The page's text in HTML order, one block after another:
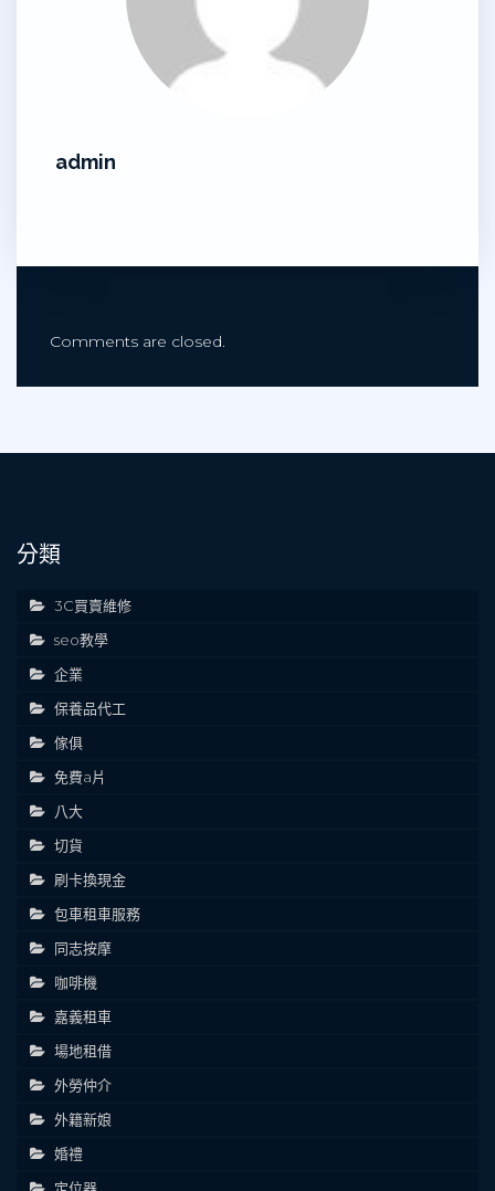
admin
Comments are closed.
分類
3C買賣維修
seo教學
企業
保養品代工
傢俱
免費a片
八大
切貨
刷卡換現金
包車租車服務
同志按摩
咖啡機
嘉義租車
場地租借
外勞仲介
外籍新娘
婚禮